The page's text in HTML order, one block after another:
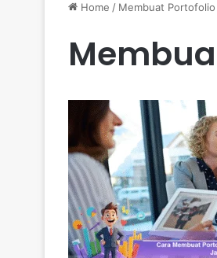
Home / Membuat